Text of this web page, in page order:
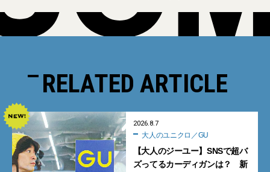
RELATED ARTICLE
2026.8.7
大人のユニクロ／GU
【大人のジーユー】SNSで超バ
ズってるカーディガンは？ 新